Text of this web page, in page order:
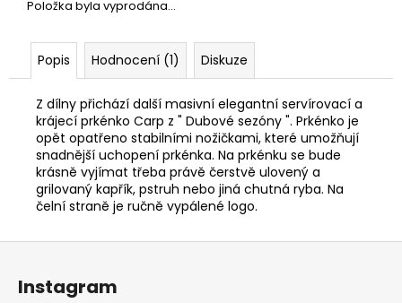
Položka byla vyprodána…
Popis Hodnocení (1) Diskuze
Z dílny přichází další masivní elegantní servírovací a
krájecí prkénko Carp z " Dubové sezóny ". Prkénko je
opět opatřeno stabilními nožičkami, které umožňují
snadnější uchopení prkénka. Na prkénku se bude
krásně vyjímat třeba právě čerstvě ulovený a
grilovaný kapřík, pstruh nebo jiná chutná ryba. Na
čelní straně je ručně vypálené logo.
(MANGO)
300
Původně:
700
Z
Instagram